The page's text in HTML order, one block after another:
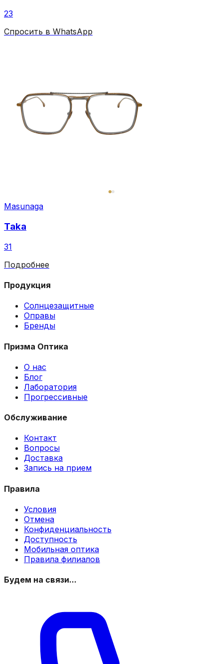
23
Спросить в WhatsApp
Masunaga
Taka
31
Подробнее
Продукция
Солнцезащитные
Оправы
Бренды
Призма Оптика
О нас
Блог
Лаборатория
Прогрессивные
Обслуживание
Контакт
Вопросы
Доставка
Запись на прием
Правила
Условия
Отмена
Конфиденциальность
Доступность
Мобильная оптика
Правила филиалов
Будем на связи...